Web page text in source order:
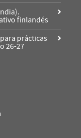
finlandés
prácticas
26-27